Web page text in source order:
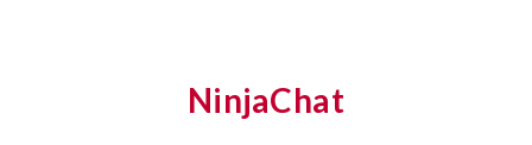
NinjaChat